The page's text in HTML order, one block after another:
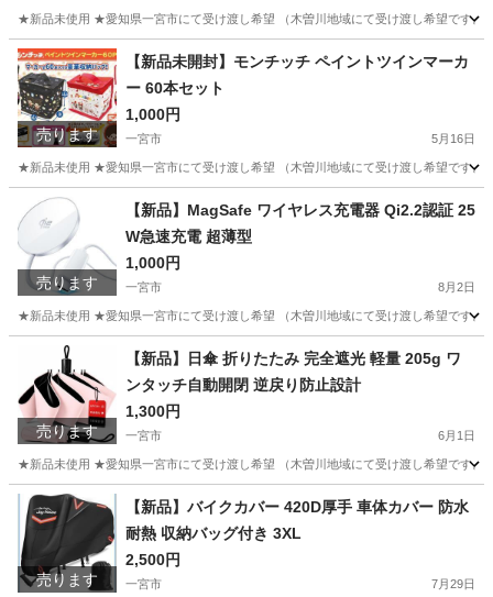
★新品未使用 ★愛知県一宮市にて受け渡し希望 （木曽川地域にて受け渡し希望です
愛知 一宮市 その他 弁当箱
売ります
【新品未開封】モンチッチ ペイントツインマーカ
ー 60本セット
1,000円
一宮市 5月16日
★新品未使用 ★愛知県一宮市にて受け渡し希望 （木曽川地域にて受け渡し希望です
愛知 その他
売ります
【新品】MagSafe ワイヤレス充電器 Qi2.2認証 25
W急速充電 超薄型
1,000円
一宮市 8月2日
★新品未使用 ★愛知県一宮市にて受け渡し希望 （木曽川地域にて受け渡し希望です
その他 ワイヤレス充電
売ります
【新品】日傘 折りたたみ 完全遮光 軽量 205g ワ
ンタッチ自動開閉 逆戻り防止設計
1,300円
一宮市 6月1日
★新品未使用 ★愛知県一宮市にて受け渡し希望 （木曽川地域にて受け渡し希望です
愛知 一宮市 その他 日傘
売ります
【新品】バイクカバー 420D厚手 車体カバー 防水
耐熱 収納バッグ付き 3XL
2,500円
一宮市 7月29日